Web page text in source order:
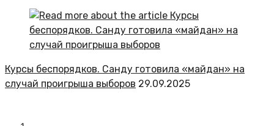
Курсы беспорядков. Санду готовила «майдан» на
случай проигрыша выборов 29.09.2025